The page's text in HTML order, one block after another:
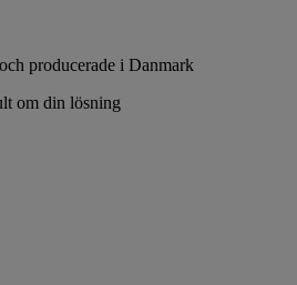
producerade i Danmark
om din lösning